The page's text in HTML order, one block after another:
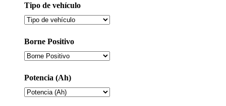
Tipo de vehículo
Borne Positivo
Potencia (Ah)